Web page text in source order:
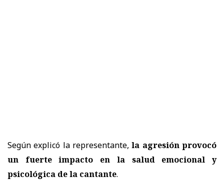
Según explicó la representante,la agresión provocó
un fuerte impacto en la salud emocional y
psicológica de la cantante.